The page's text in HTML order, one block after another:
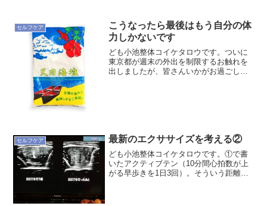
セルフケア
こうなったら最後はもう自分の体
力しかないです
ども小池整体コイケタロウです。ついに
東京都が週末の外出を制限するお触れを
出しましたが、皆さんいかがお過ごしで
セルフケア 最新のエクササイズを考える②
ども小池整体コイケタロウです。①で書
いたアクティブテン（10分間心拍数が上
がる早歩きを1日3回）。そういう距離と